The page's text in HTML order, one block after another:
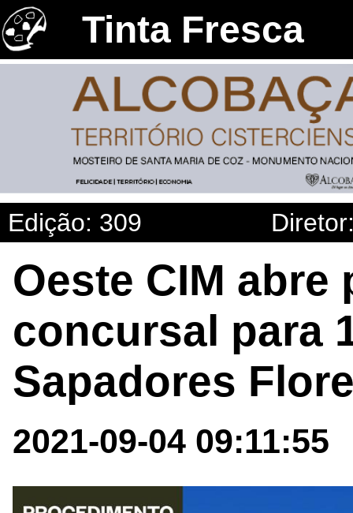
Tinta Fresca
Edição: 309
Oeste CIM
concursal para
Sapadores
2021-09-04 09:11:55